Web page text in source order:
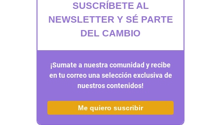
SUSCRÍBETE AL
NEWSLETTER Y SÉ PARTE
DEL CAMBIO
¡Sumate a nuestra comunidad y recibe
en tu correo una selección exclusiva de
nuestros contenidos!
Me quiero suscribir